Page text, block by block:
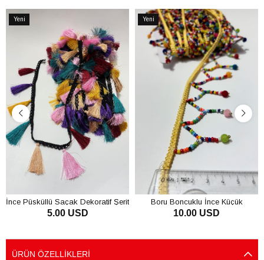
Yeni
İnce Püsküllü Saçak Dekoratif Şerit
5.00 USD
Yeni
Ürün
Boru Boncuklu İnce Küçük
Püsküllü Dekoratif Şerit Antik Aplik
10.00 USD
ÜRÜN ÖZELLIKLERI